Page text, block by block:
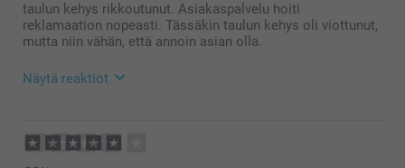
taulun kehys rikkoutunut. Asiakaspalvelu hoiti
reklamaation nopeasti. Tässäkin taulun kehys oli viottunut,
mutta niin vähän, että annoin asian olla.
Näytä reaktiot
10:27
Hei!